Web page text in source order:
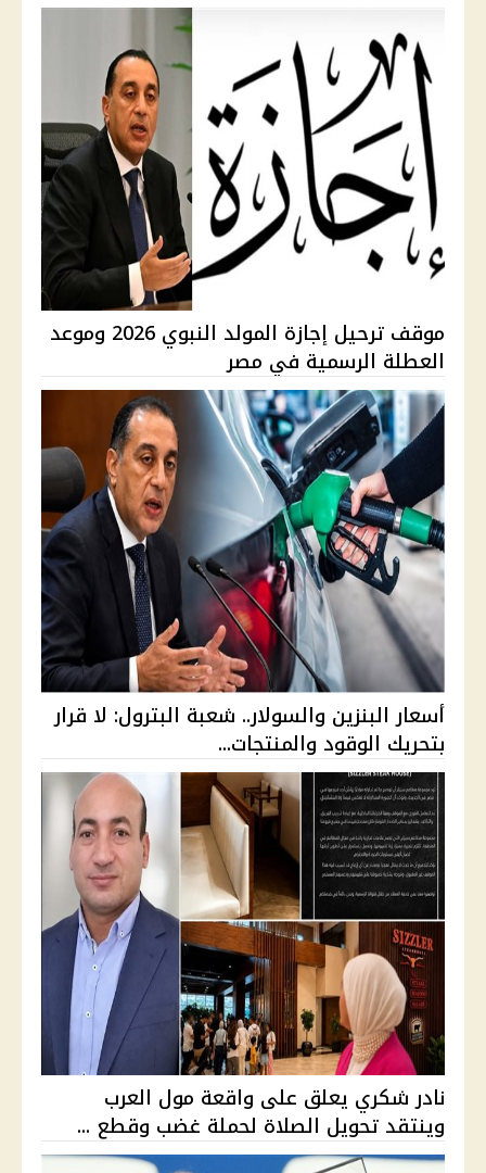
موقف ترحيل إجازة المولد النبوي 2026 وموعد
العطلة الرسمية في مصر
أسعار البنزين والسولار.. شعبة البترول: لا قرار
بتحريك الوقود والمنتجات...
نادر شكري يعلق على واقعة مول العرب
وينتقد تحويل الصلاة لحملة غضب وقطع ...